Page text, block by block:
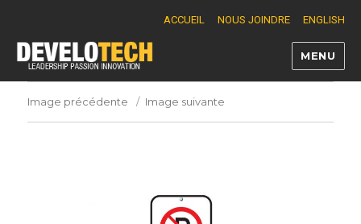
ACCUEIL NOUS JOINDRE ENGLISH
Develotech
MENU
Image précédente Image suivante